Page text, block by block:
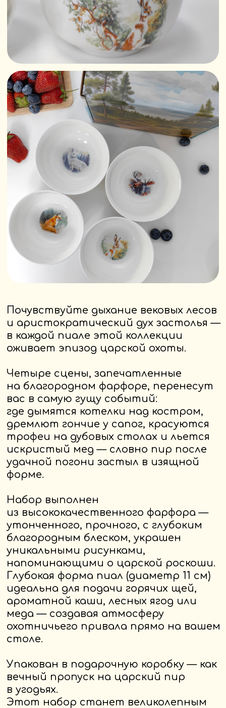
Купить на Wildberries
Почувствуйте дыхание вековых лесов
и аристократический дух застолья —
в каждой пиале этой коллекции
оживает эпизод царской охоты.
Четыре сцены, запечатленные
на благородном фарфоре, перенесут
вас в самую гущу событий:
где дымятся котелки над костром,
дремлют гончие у сапог, красуются
трофеи на дубовых столах и льется
искристый мед — словно пир после
удачной погони застыл в изящной
форме.
Набор выполнен
из высококачественного фарфора —
утонченного, прочного, с глубоким
благородным блеском, украшен
уникальными рисунками,
напоминающими о царской роскоши.
Глубокая форма пиал (диаметр 11 см)
идеальна для подачи горячих щей,
ароматной каши, лесных ягод или
меда — создавая атмосферу
охотничьего привала прямо на вашем
в угодьях.
Этот набор станет великолепным
подарком для ценителей истории,
русских традиций, охотничьего
колорита и изысканной сервировки
в стиле grand siecle.
Серия «Царская Охота» — часть
коллекции «Моя Россия» от бренда
ScandyJ, созданной, чтобы бережно
хранить наследие, силу духа и тепло
мужского братства за щедрым
угощением.